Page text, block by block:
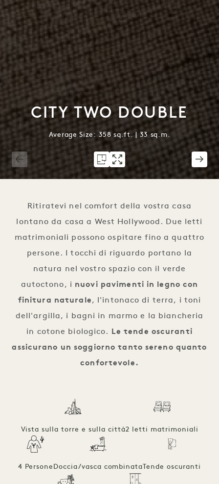
CITY TWO DOUBLE
Average Size: 358 sq.ft. | 33 sq.m.
Ritiratevi nel comfort della vostra casa
lontano da casa a West Hollywood. Due letti
matrimoniali possono ospitare fino a quattro
persone. I tocchi di riguardo portano la
natura nel vostro spazio con il verde
autoctono, i nuovi pavimenti in legno con
finitura naturale, l'intonaco di terra, i toni
dell'argilla, i bagni in marmo e la biancheria
in cotone biologico.
Le tende oscuranti
assicurano un soggiorno tanto sereno quanto
confortevole.
Vista sulla torre e sulla città2 letti matrimoniali
4 Persone Doccia/vasca combinata Tende oscuranti